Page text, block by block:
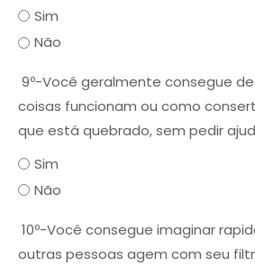
Sim
Não
9º-Você geralmente consegue
coisas funcionam ou como
que está quebrado, sem pedir
Sim
Não
10º-Você consegue imaginar
outras pessoas agem com seu